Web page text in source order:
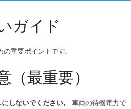
ガイド
重要ポイントです。
最重要）
しないでください。
車両の待機電力で